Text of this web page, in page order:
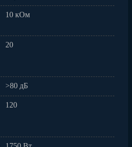
10 кОм
20
>80 дБ
120